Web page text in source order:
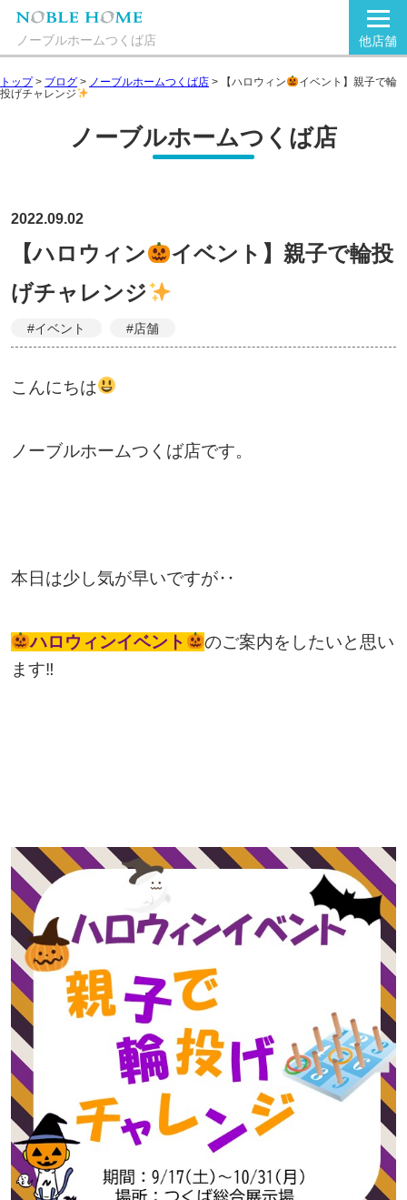
ノーブルホームつくば店 他店舗
トップ> ブログ > ノーブルホームつくば店 > 【ハロウィン
イベント】親子で輪
投げチャレンジ
ノーブルホームつくば店
2022.09.02
【ハロウィン
イベント】親子で輪投
げチャレンジ
#イベント #店舗
こんにちは
ノーブルホームつくば店です。
本日は少し気が早いですが‥
ハロウィンイベント
のご案内をしたいと思い
ます‼